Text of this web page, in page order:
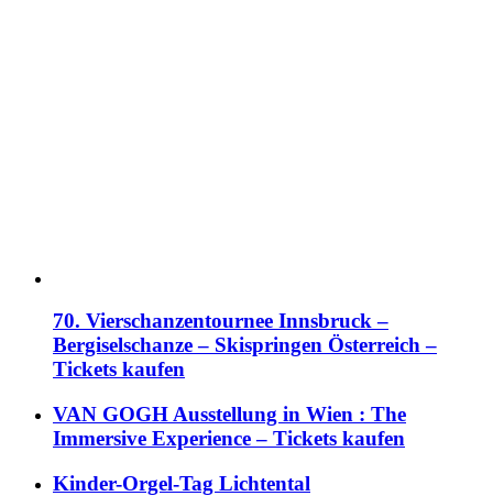
70. Vierschanzentournee Innsbruck –
Bergiselschanze – Skispringen Österreich –
Tickets kaufen
VAN GOGH Ausstellung in Wien : The
Immersive Experience – Tickets kaufen
Kinder-Orgel-Tag Lichtental